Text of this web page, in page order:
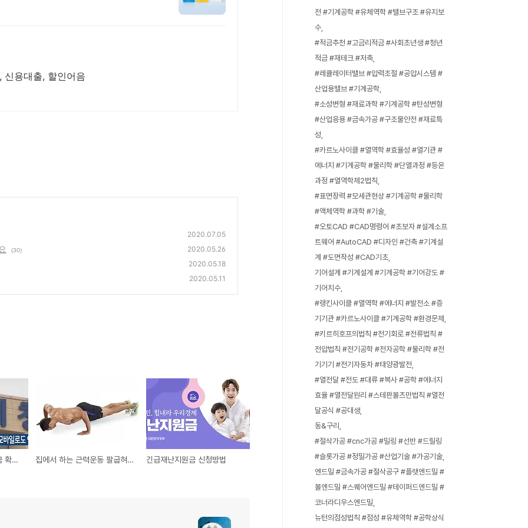
신용대출, 할인어음
2020.07.05
(30)
2020.05.26
2020.05.18
2020.05.11
잠자고 있는 국세 환급금 확인하고 찾아가세요 집에서 하는 근력운동 팔굽혀펴기 긴급재난지원금 신청방법
전 #기계공학 #유체역학 #밸브구조 #유지보
수
#적금추천 #고금리적금 #사회초년생 #청년
적금 #재테크 #저축
#레큘레이터밸브 #압력조절 #공압시스템 #
산업용밸브 #기계공학
#소성변형 #재료과학 #기계공학 #탄성변형
#산업응용 #금속가공 #구조물안전 #재료특
성
#카르노사이클 #열역학 #효율성 #열기관 #
에너지 #기계공학 #물리학 #단열과정 #등온
과정 #열역학제2법칙
#표면장력 #모세관현상 #기계공학 #물리학
#액체역학 #과학 #기술
#오토CAD #CAD명령어 #초보자 #설계소프
트웨어 #AutoCAD #디자인 #건축 #기계설
계 #도면작성 #CAD기초
기어설계 #기계설계 #기계공학 #기어강도 #
기어치수
#랭킨사이클 #열역학 #에너지 #발전소 #증
기기관 #카르노사이클 #기계공학 #환경문제
#키르히호프의법칙 #전기회로 #전류법칙 #
전압법칙 #전기공학 #전자공학 #물리학 #전
기기기 #전기자동차 #태양광발전
#열전달 #전도 #대류 #복사 #공학 #에너지
효율 #열전달원리 #스테판볼츠만법칙 #열전
달공식 #공대생
동&구리
#절삭가공 #cnc가공 #밀링 #선반 #드릴링
#슬롯가공 #정밀가공 #산업기술 #가공기술
엔드밀 #금속가공 #절삭공구 #플랫엔드밀 #
볼엔드밀 #스퀘어엔드밀 #테이퍼드엔드밀 #
코너라디우스엔드밀
뉴턴의점성법칙 #점성 #유체역학 #공학상식